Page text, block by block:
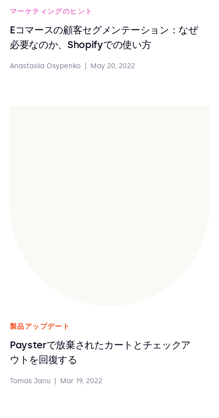
マーケティングのヒント
Eコマースの顧客セグメンテーション：なぜ
必要なのか、Shopifyでの使い方
Anastasiia Osypenko May 20, 2022
製品アップデート
Paysterで放棄されたカートとチェックア
ウトを回復する
Tomas Janu Mar 19, 2022